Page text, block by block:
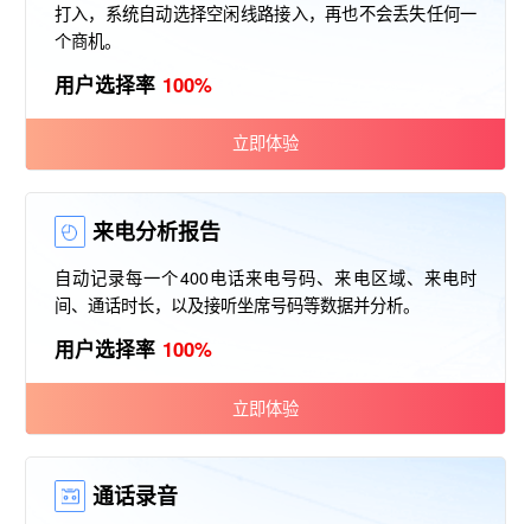
打入，系统自动选择空闲线路接入，再也不会丢失任何一
个商机。
用户选择率 100%
立即体验
来电分析报告
自动记录每一个400电话来电号码、来电区域、来电时
间、通话时长，以及接听坐席号码等数据并分析。
用户选择率 100%
立即体验
通话录音